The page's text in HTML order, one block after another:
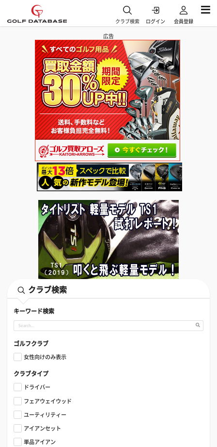
クラブ検索 ログイン 会員登録
広告
クラブ検索
キーワード検索
ゴルフクラブ
女性向けのみ表示
クラブタイプ
ドライバー
フェアウェイウッド
ユーティリティー
アイアンセット
単品アイアン